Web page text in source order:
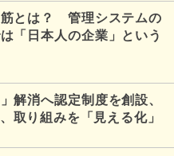
とは？ 管理システムの
「日本人の企業」という
解消へ認定制度を創設、
取り組みを「見える化」